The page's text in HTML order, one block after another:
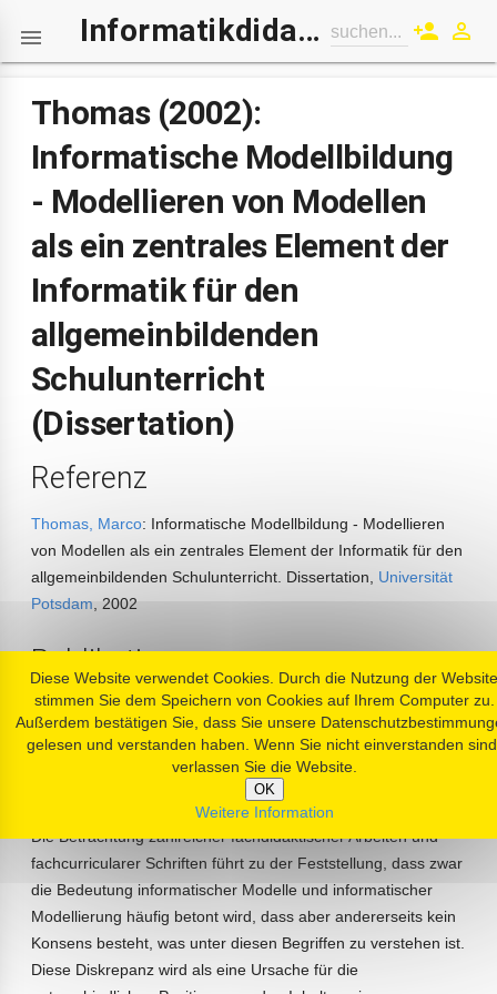
 Informatikdidaktik-Wiki suchen... person_add perm_identity
Thomas (2002):
Informatische Modellbildung
- Modellieren von Modellen
als ein zentrales Element der
Informatik für den
allgemeinbildenden
Schulunterricht
(Dissertation)
Referenz
Thomas, Marco: Informatische Modellbildung - Modellieren
von Modellen als ein zentrales Element der Informatik für den
allgemeinbildenden Schulunterricht. Dissertation, Universität
Potsdam , 2002
Publikation
online:http://ddi.cs.uni-
potsdam.de/Personen/marco/
Zusammenfassung
Die Betrachtung zahlreicher fachdidaktischer Arbeiten und
fachcurricularer Schriften führt zu der Feststellung, dass zwar
die Bedeutung informatischer Modelle und informatischer
Modellierung häufig betont wird, dass aber andererseits kein
Konsens besteht, was unter diesen Begriffen zu verstehen ist.
Diese Diskrepanz wird als eine Ursache für die
Diese Website verwendet Cookies. Durch die Nutzung der Website
stimmen Sie dem Speichern von Cookies auf Ihrem Computer zu.
Außerdem bestätigen Sie, dass Sie unsere
gelesen und verstanden haben. Wenn Sie nicht einverstanden
verlassen Sie die Website.
OK
Weitere Information